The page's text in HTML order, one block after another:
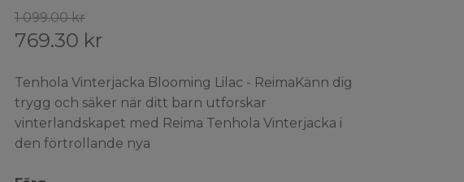
1 099.00 kr
769.30 kr
Tenhola Vinterjacka Blooming Lilac - ReimaKänn dig
trygg och säker när ditt barn utforskar
vinterlandskapet med Reima Tenhola Vinterjacka i
den förtrollande nya